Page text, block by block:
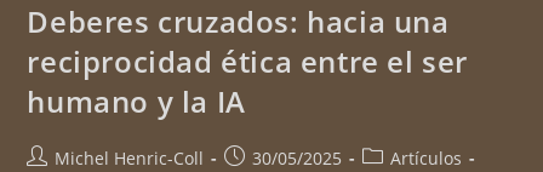
Deberes cruzados: hacia una
reciprocidad ética entre el ser
humano y la IA
Michel Henric-Coll 30/05/2025
Artículos